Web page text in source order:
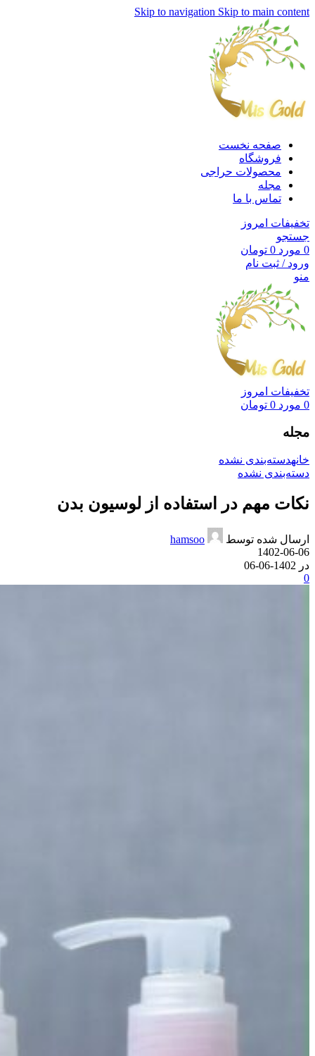
Skip to navigation Skip to main content
صفحه نخست
فروشگاه
محصولات حراجی
مجله
تماس با ما
تخفیفات امروز
جستجو
0 مورد 0 تومان
ورود / ثبت نام
منو
تخفیفات امروز
0 مورد 0 تومان
مجله
خانهدسته‌بندی نشده
دسته‌بندی نشده
نکات مهم در استفاده از لوسیون بدن
ارسال شده توسط
hamsoo
1402-06-06
در 1402-06-06
0